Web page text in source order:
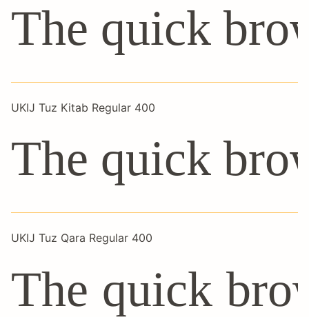
The quick
UKIJ Tuz Kitab Regular 400
The quick
UKIJ Tuz Qara Regular 400
The quick